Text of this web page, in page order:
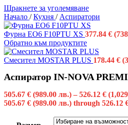
Щракнете за уголемяване
Начало / Кухня / Аспиратори
Фурна EO6 F10PTU XS 377.84 €
Обратно към продуктите
Смесител MOSTAR PLUS 178.44 €
Аспиратор IN-NOVA
505.67 € (989.00 лв.) – 526.12 €
505.67 € (989.00 лв.) through 526.12